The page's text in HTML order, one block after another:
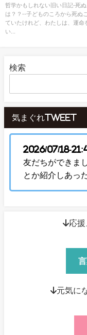
哲学かもしれない旧い日記-死ぬ
は？？--子どものころから死ぬ
ていたけれど、わたしは、運命
い...
検索
気まぐれTweet
2026/07/18-
友だちができま
とか紹介しあっ
↓応援
↓元気に